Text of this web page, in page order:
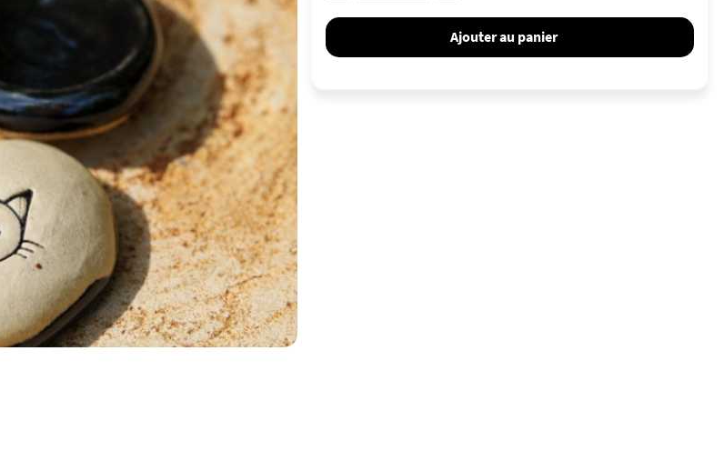
Ajouter au panier